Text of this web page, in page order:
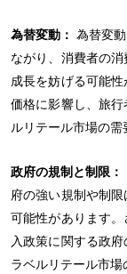
為替変動： 為替変
ながり、消費者の
成長を妨げる可能
価格に影響し、旅
ルリテール市場の需
政府の規制と制限：
府の強い規制や制
可能性があります
入政策に関する政
ラベルリテール市場